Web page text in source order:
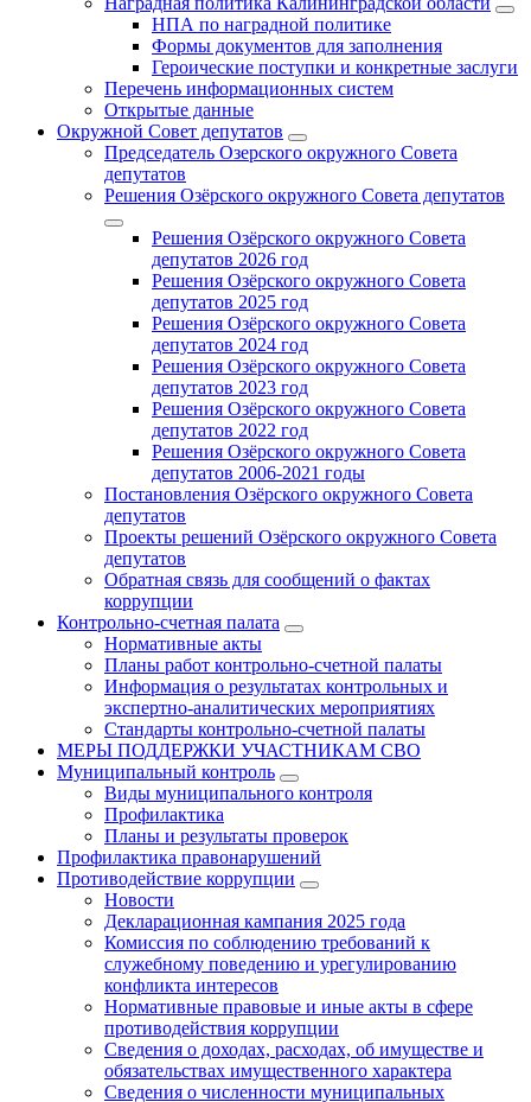
НПА по наградной политике
Формы документов для заполнения
Героические поступки и конкретные заслуги
Перечень информационных систем
Открытые данные
Окружной Совет депутатов
Председатель Озерского окружного Совета
депутатов
Решения Озёрского окружного Совета депутатов
Решения Озёрского окружного Совета
депутатов 2026 год
Решения Озёрского окружного Совета
депутатов 2025 год
Решения Озёрского окружного Совета
депутатов 2024 год
Решения Озёрского окружного Совета
депутатов 2023 год
Решения Озёрского окружного Совета
депутатов 2022 год
Решения Озёрского окружного Совета
депутатов 2006-2021 годы
Постановления Озёрского окружного Совета
депутатов
Проекты решений Озёрского окружного Совета
депутатов
Обратная связь для сообщений о фактах
коррупции
Контрольно-счетная палата
Нормативные акты
Планы работ контрольно-счетной палаты
Информация о результатах контрольных и
экспертно-аналитических мероприятиях
Стандарты контрольно-счетной палаты
МЕРЫ ПОДДЕРЖКИ УЧАСТНИКАМ СВО
Муниципальный контроль
Виды муниципального контроля
Профилактика
Планы и результаты проверок
Профилактика правонарушений
Противодействие коррупции
Новости
Декларационная кампания 2025 года
Комиссия по соблюдению требований к
служебному поведению и урегулированию
конфликта интересов
Нормативные правовые и иные акты в сфере
противодействия коррупции
Сведения о доходах, расходах, об имуществе и
обязательствах имущественного характера
Сведения о численности муниципальных